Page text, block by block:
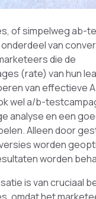
of simpelweg ab-
van
die de
(rate) van hun
van effectieve
wel a/b-
analyse en een
Alleen door
worden
worden
is van cruciaal